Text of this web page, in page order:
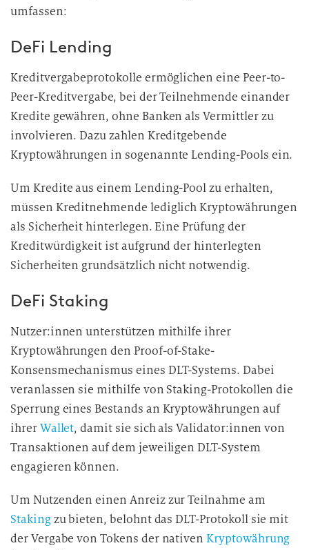
umfassen:
DeFi Lending
Kreditvergabeprotokolle ermöglichen eine Peer-to-
Peer-Kreditvergabe, bei der Teilnehmende einander
Kredite gewähren, ohne Banken als Vermittler zu
involvieren. Dazu zahlen Kreditgebende
Kryptowährungen in sogenannte Lending-Pools ein.
Um Kredite aus einem Lending-Pool zu erhalten,
müssen Kreditnehmende lediglich Kryptowährungen
als Sicherheit hinterlegen. Eine Prüfung der
Kreditwürdigkeit ist aufgrund der hinterlegten
Sicherheiten grundsätzlich nicht notwendig.
DeFi Staking
Nutzer:innen unterstützen mithilfe ihrer
Kryptowährungen den Proof-of-Stake-
Konsensmechanismus eines DLT-Systems. Dabei
veranlassen sie mithilfe von Staking-Protokollen die
Sperrung eines Bestands an Kryptowährungen auf
ihrerWallet, damit sie sich als Validator:innen von
Transaktionen auf dem jeweiligen DLT-System
engagieren können.
Um Nutzenden einen Anreiz zur Teilnahme am
Stakingzu bieten, belohnt das DLT-Protokoll sie mit
der Vergabe von Tokens der nativenKryptowährung